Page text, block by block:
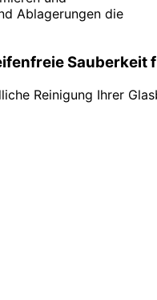
Ablagerungen die
Sauberkeit
Reinigung Ihrer